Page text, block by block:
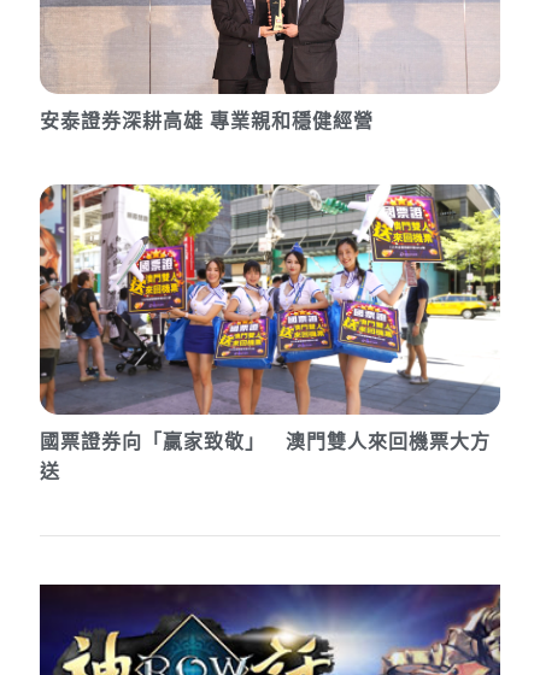
安泰證券深耕高雄 專業親和穩健經營
國票證券向「贏家致敬」 澳門雙人來回機票大方
送